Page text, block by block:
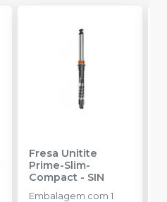
Fresa Unitite
Prime-Slim-
Compact- SIN
Embalagem com 1